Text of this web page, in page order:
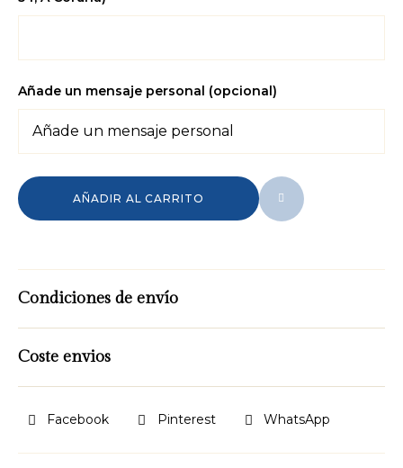
Añade un mensaje personal (opcional)
AÑADIR AL CARRITO
Condiciones de envío
Coste envios
Facebook Pinterest WhatsApp